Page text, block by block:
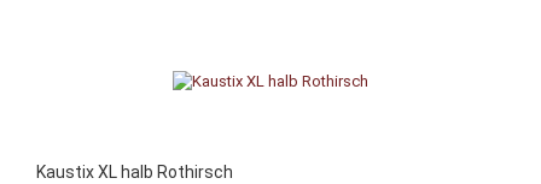
Kaustix XL halb Rothirsch